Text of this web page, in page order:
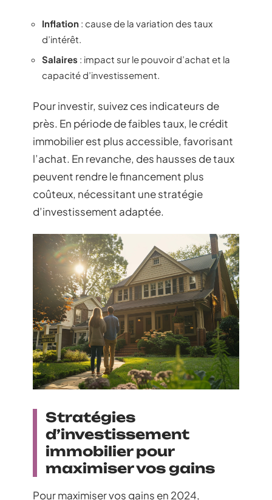
Inflation : cause de la variation des taux
d’intérêt.
Salaires : impact sur le pouvoir d’achat et la
capacité d’investissement.
Pour investir, suivez ces indicateurs de
près. En période de faibles taux, le crédit
immobilier est plus accessible, favorisant
l’achat. En revanche, des hausses de taux
peuvent rendre le financement plus
coûteux, nécessitant une stratégie
d’investissement adaptée.
Stratégies
d’investissement
immobilier pour
maximiser vos gains
Pour maximiser vos gains en 2024,